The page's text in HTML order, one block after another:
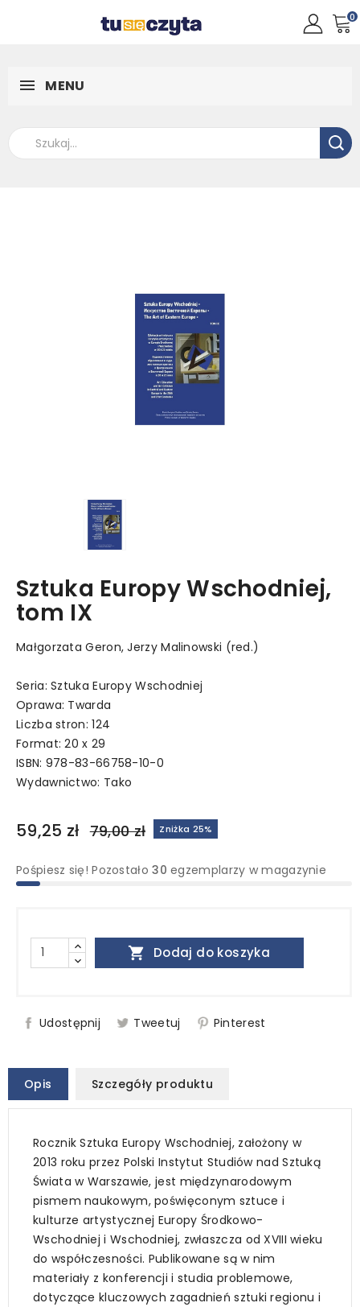
0
MENU
Sztuka Europy Wschodniej,
tom IX
Małgorzata Geron, Jerzy Malinowski (red.)
Seria: Sztuka Europy Wschodniej
Oprawa: Twarda
Liczba stron: 124
Format: 20 x 29
ISBN: 978-83-66758-10-0
Wydawnictwo: Tako
59,25 zł 79,00 zł Zniżka 25%
Pośpiesz się! Pozostało30egzemplarzy w magazynie
 Dodaj do koszyka
Udostępnij Tweetuj Pinterest
Opis Szczegóły produktu
Rocznik Sztuka Europy Wschodniej, założony w
2013 roku przez Polski Instytut Studiów nad Sztuką
Świata w Warszawie, jest międzynarodowym
pismem naukowym, poświęconym sztuce i
kulturze artystycznej Europy Środkowo-
Wschodniej i Wschodniej, zwłaszcza od XVIII wieku
do współczesności. Publikowane są w nim
materiały z konferencji i studia problemowe,
dotyczące kluczowych zagadnień sztuki regionu i